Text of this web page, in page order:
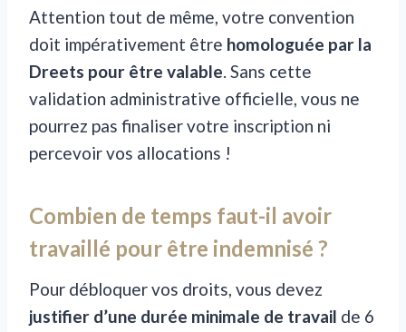
Attention tout de même, votre convention
doit impérativement être homologuée par la
Dreets pour être valable. Sans cette
validation administrative officielle, vous ne
pourrez pas finaliser votre inscription ni
percevoir vos allocations !
Combien de temps faut-il avoir
travaillé pour être indemnisé ?
Pour débloquer vos droits, vous devez
justifier d’une durée minimale de travail de 6